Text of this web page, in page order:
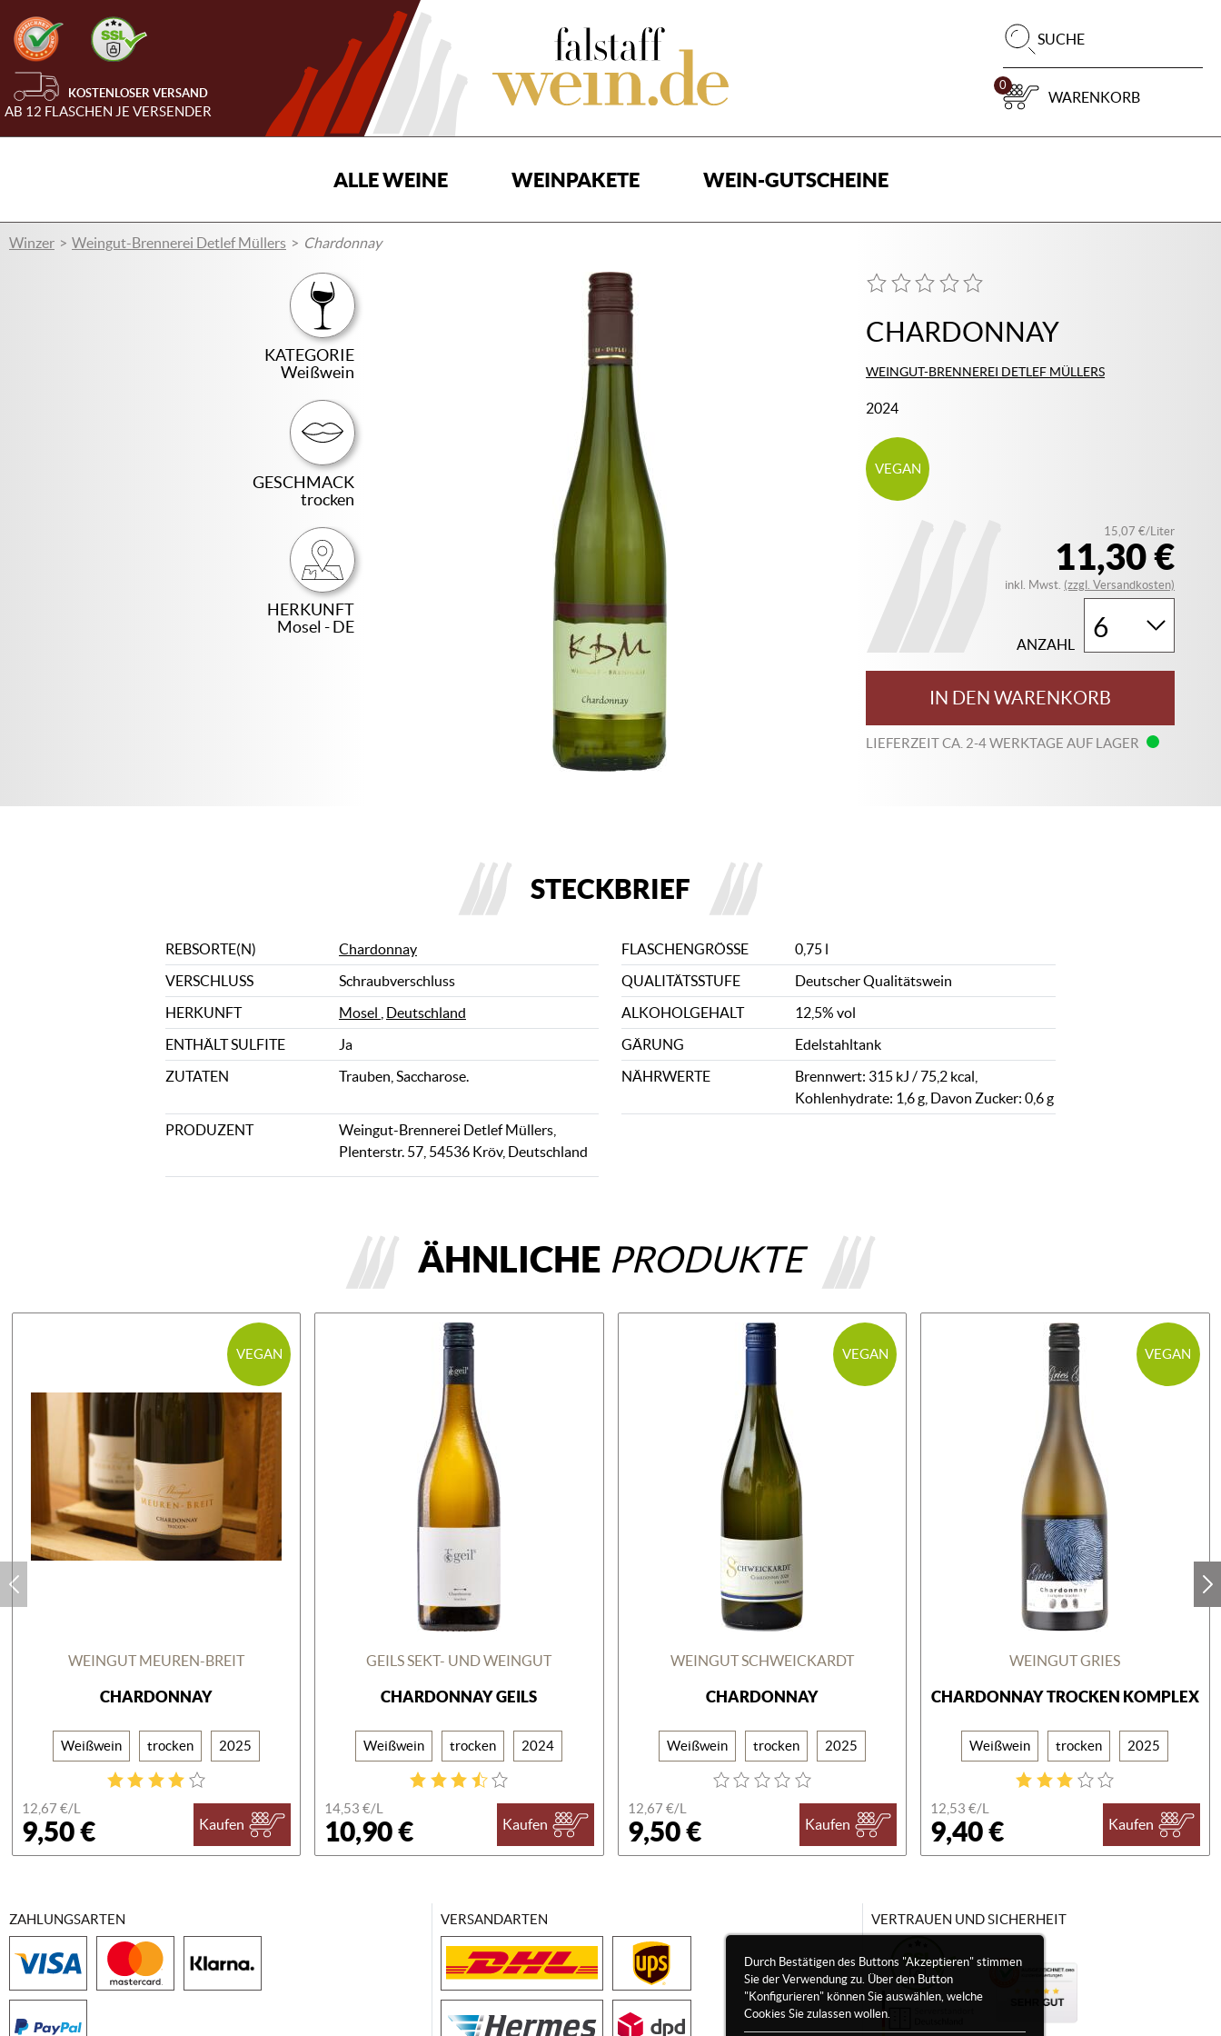
KOSTENLOSER VERSAND
AB 12 FLASCHEN JE VERSENDER
SUCHE
0
WARENKORB
ALLE WEINE WEINPAKETE WEIN-GUTSCHEINE
Winzer Weingut-Brennerei Detlef Müllers Chardonnay
KATEGORIE
Weißwein
GESCHMACK
trocken
HERKUNFT
Mosel - DE
CHARDONNAY
WEINGUT-BRENNEREI DETLEF MÜLLERS
2024
VEGAN
11,30 €
15,07 €/Liter
inkl. Mwst. (zzgl. Versandkosten)
ANZAHL
IN DEN WARENKORB
LIEFERZEIT CA. 2-4 WERKTAGE AUF LAGER
STECKBRIEF
REBSORTE(N) Chardonnay FLASCHENGRÖSSE
0,75 l
VERSCHLUSS
Schraubverschluss QUALITÄTSSTUFE
Deutscher Qualitätswein
HERKUNFT
Mosel Deutschland ALKOHOLGEHALT
12,5% vol
ENTHÄLT SULFITE
Ja GÄRUNG
Edelstahltank
ZUTATEN
Trauben, Saccharose. NÄHRWERTE
Brennwert: 315 kJ / 75,2 kcal,
Kohlenhydrate: 1,6 g, Davon Zucker: 0,6 g
PRODUZENT
Weingut-Brennerei Detlef Müllers,
Plenterstr. 57, 54536 Kröv, Deutschland
ÄHNLICHE PRODUKTE
VEGAN
WEINGUT MEUREN-BREIT
CHARDONNAY
Weißwein trocken 2025
12,67 €/L
9,50 € Kaufen
GEILS SEKT- UND WEINGUT
CHARDONNAY GEILS
Weißwein trocken 2024
14,53 €/L
10,90 € Kaufen
VEGAN
WEINGUT SCHWEICKARDT
CHARDONNAY
Weißwein trocken 2025
12,67 €/L
9,50 € Kaufen
VEGAN
WEINGUT GRIES
CHARDONNAY TROCKEN KOMPLEX
Weißwein trocken 2025
12,53 €/L
9,40 € Kaufen
Durch Bestätigen des Buttons "Akzeptieren" stimmen
Sie der Verwendung zu. Über den Button
"Konfigurieren" können Sie auswählen, welche
Cookies Sie zulassen wollen.
ZAHLUNGSARTEN VERSANDARTEN VERTRAUEN UND SICHERHEIT